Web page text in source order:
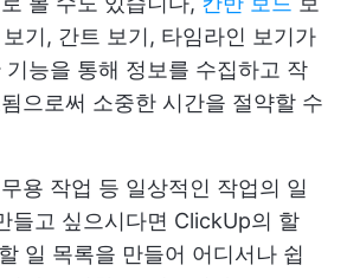
기, 간트 보기, 타임라인 보기가
능을 통해 정보를 수집하고 작
으로써 소중한 시간을 절약할 수
용 작업 등 일상적인 작업의 일
들고 싶으시다면 ClickUp의 할
일 목록을 만들어 어디서나 쉽